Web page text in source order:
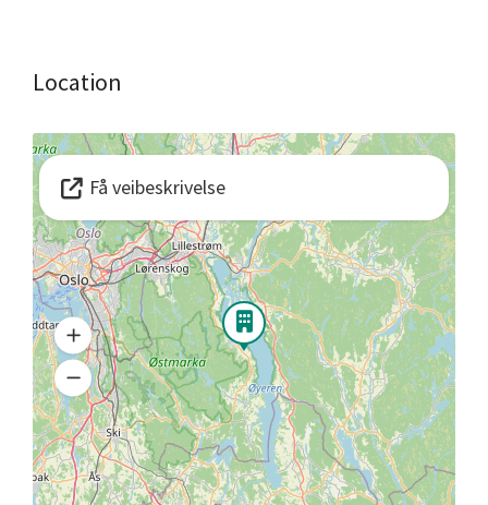
Location
Få veibeskrivelse